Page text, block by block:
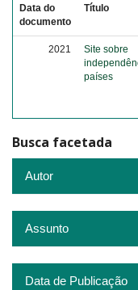
Data do
documento
Título
2021
Site sobre
países
Busca facetada
Autor
Assunto
Data de Publicação